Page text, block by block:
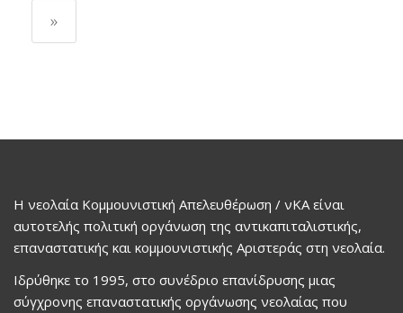
»
Η νεολαία Κομμουνιστική Απελευθέρωση / νΚΑ είναι
αυτοτελής πολιτική οργάνωση της αντικαπιταλιστικής,
επαναστατικής και κομμουνιστικής Αριστεράς στη νεολαία.
Ιδρύθηκε το 1995, στο συνέδριο επανίδρυσης μιας
σύγχρονης επαναστατικής οργάνωσης νεολαίας που